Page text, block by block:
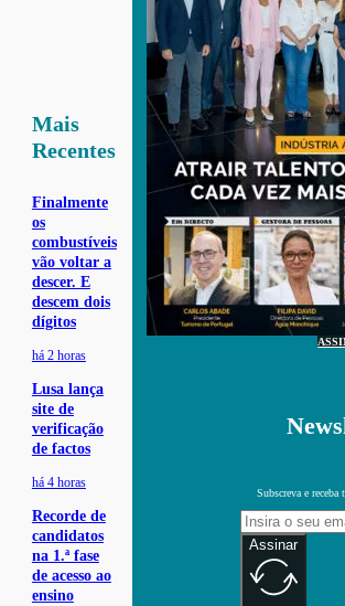
Mais
Recentes
Finalmente
os
combustíveis
vão voltar a
descer. E
descem dois
dígitos
há 2 horas
Lusa lança
site de
verificação
de factos
há 4 horas
Recorde de
candidatos
na 1.ª fase
de acesso ao
ensino
Subscreva e receba
Assinar